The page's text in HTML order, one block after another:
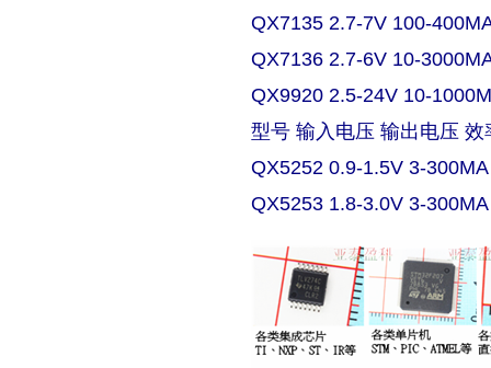
QX7135 2.7-7V 100-
QX7136 2.7-6V 10-
QX9920 2.5-24V 10-
型号 输入电压 输出电压 效
QX5252 0.9-1.5V 3-
QX5253 1.8-3.0V 3-